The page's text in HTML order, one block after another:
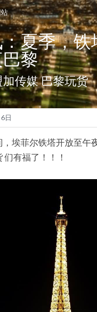
夏季，铁
黎
传媒 巴黎玩货
日
，埃菲尔铁塔开放至午
们有福了！！！